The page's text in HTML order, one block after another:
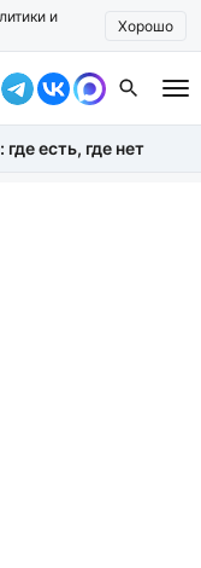
и
Хорошо
где есть, где нет